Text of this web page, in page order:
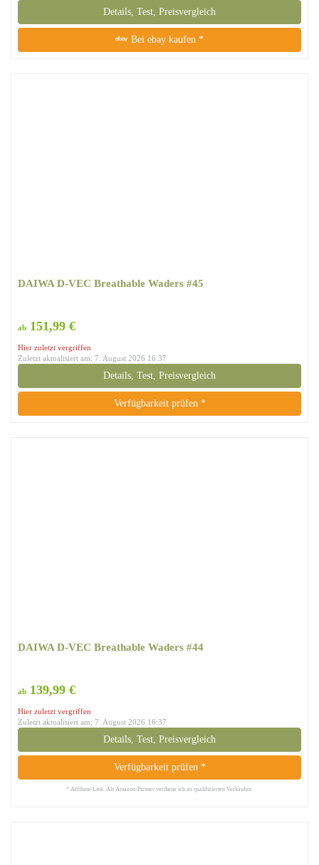
Details, Test, Preisvergleich
Bei ebay kaufen *
DAIWA D-VEC Breathable Waders #45
ab 151,99 €
Hier zuletzt vergriffen
Zuletzt aktualisiert am: 7. August 2026 16:37
Details, Test, Preisvergleich
Verfügbarkeit prüfen *
DAIWA D-VEC Breathable Waders #44
ab 139,99 €
Hier zuletzt vergriffen
Zuletzt aktualisiert am: 7. August 2026 16:37
Details, Test, Preisvergleich
Verfügbarkeit prüfen *
* Affiliate-Link. Als Amazon-Partner verdiene ich an qualifizierten Verkäufen.